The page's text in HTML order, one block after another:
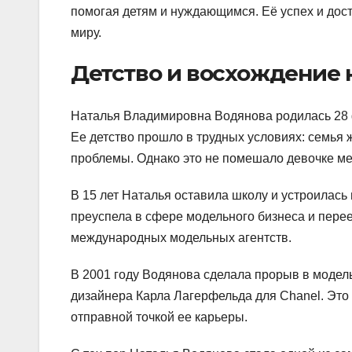
помогая детям и нуждающимся. Её успех и
миру.
Детство и восхождение
Наталья Владимировна Водянова родилась
Ее детство прошло в трудных условиях:
проблемы. Однако это не помешало девочке
В 15 лет Наталья оставила школу и
преуспела в сфере модельного бизнеса и
международных модельных агентств.
В 2001 году Водянова сделала прорыв в
дизайнера Карла Лагерфельда для Chanel.
отправной точкой ее карьеры.